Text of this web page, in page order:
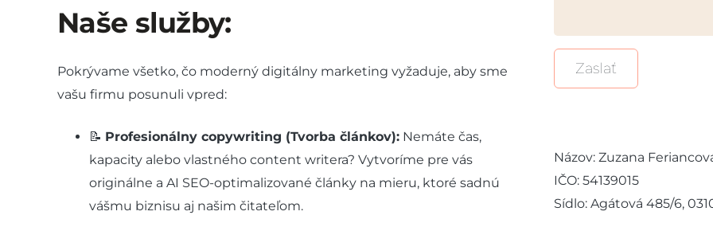
Naše služby:
Pokrývame všetko, čo moderný digitálny marketing vyžaduje, aby sme
vašu firmu posunuli vpred:
📝 Profesionálny copywriting (Tvorba článkov): Nemáte čas,
kapacity alebo vlastného content writera? Vytvoríme pre vás
originálne a AI SEO-optimalizované články na mieru, ktoré sadnú
vášmu biznisu aj našim čitateľom.
Zaslať
Názov: Zuzana
IČO: 54139015
Sídlo: Agátová 485/6,